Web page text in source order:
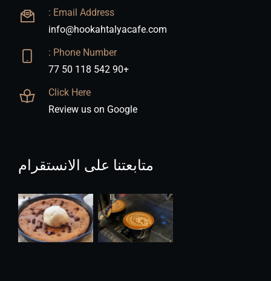
Email Address :
info@hookahtalyacafe.com
Phone Number :
+90 542 118 50 77
Click Here
Review us on Google
متابعتنا على الانستقرام